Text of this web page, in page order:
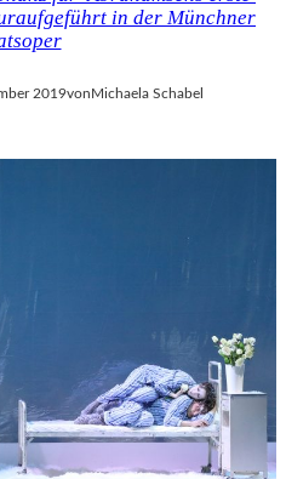
in der Münchner
2019vonMichaela Schabel